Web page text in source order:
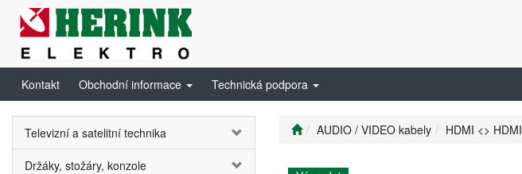
Kontakt Obchodní informace Technická podpora
Televizní a satelitní technika
Držáky, stožáry, konzole
AUDIO / VIDEO kabely HDMI <> HDMI